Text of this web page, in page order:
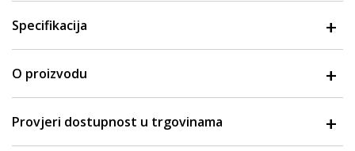
Specifikacija
O proizvodu
Provjeri dostupnost u trgovinama